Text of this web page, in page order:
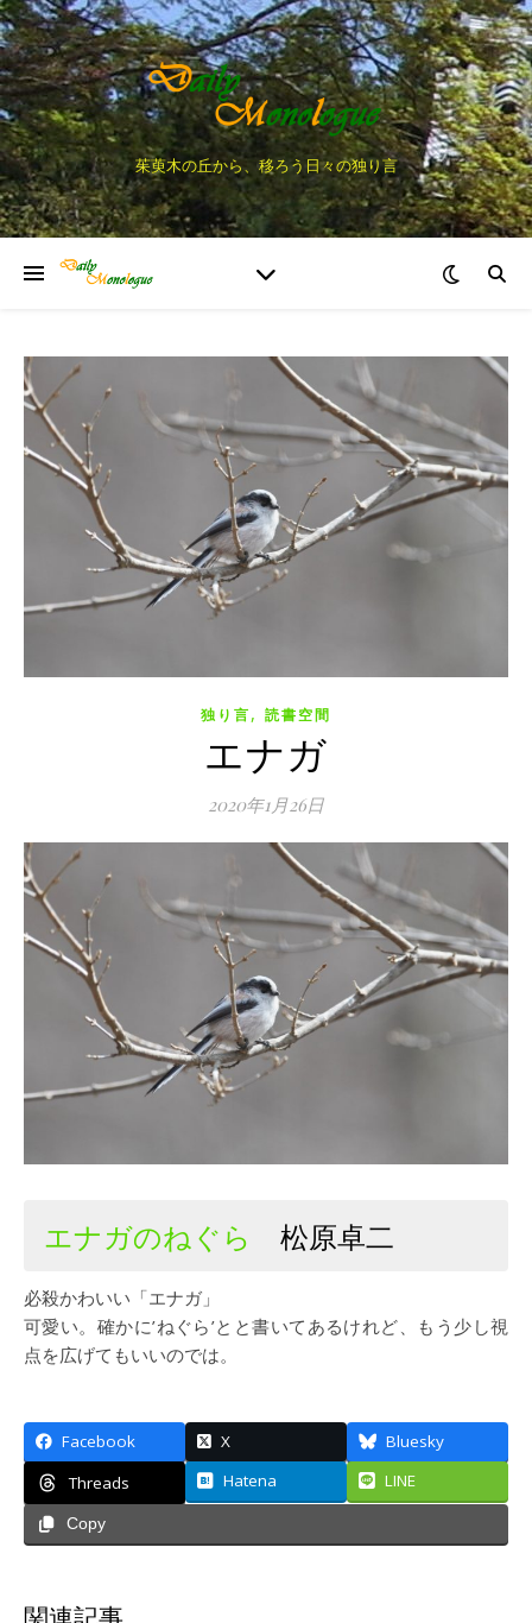
茱萸木の丘から、移ろう日々の独り言
独り言, 読書空間
エナガ
2020年1月26日
エナガのねぐら 松原卓二
必殺かわいい「エナガ」
可愛い。確かに’ねぐら’とと書いてあるけれど、もう少し視
点を広げてもいいのでは。
Facebook X
Bluesky
Threads
Hatena LINE
Copy
関連記事